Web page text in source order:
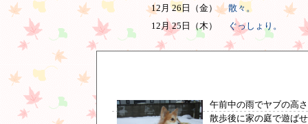
12月 26日（金）
散々。
12月 25日（木）
ぐっしょり。
午前中の雨でヤブの高
散歩後に家の庭で遊ば